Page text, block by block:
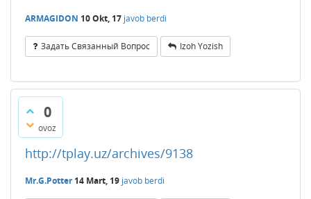
ARMAGIDON 10 Okt, 17 javob berdi
Задать Связанный Вопрос Izoh Yozish
0
ovoz
http://tplay.uz/archives/9138
Mr.G.Potter 14 Mart, 19 javob berdi